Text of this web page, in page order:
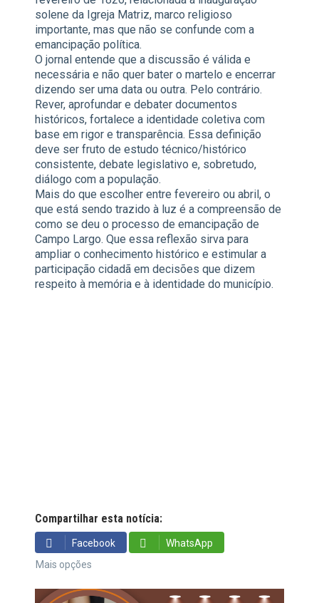
solene da Igreja Matriz, marco religioso
importante, mas que não se confunde com a
emancipação política.
O jornal entende que a discussão é válida e
necessária e não quer bater o martelo e encerrar
dizendo ser uma data ou outra. Pelo contrário.
Rever, aprofundar e debater documentos
históricos, fortalece a identidade coletiva com
base em rigor e transparência. Essa definição
deve ser fruto de estudo técnico/histórico
consistente, debate legislativo e, sobretudo,
diálogo com a população.
Mais do que escolher entre fevereiro ou abril, o
que está sendo trazido à luz é a compreensão de
como se deu o processo de emancipação de
Campo Largo. Que essa reflexão sirva para
ampliar o conhecimento histórico e estimular a
participação cidadã em decisões que dizem
respeito à memória e à identidade do município.
Compartilhar esta notícia:
Facebook
WhatsApp
Mais opções